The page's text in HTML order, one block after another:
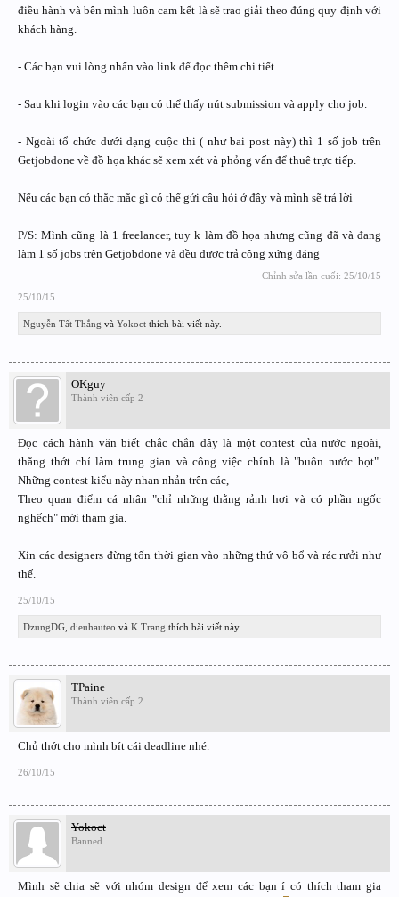
điều hành và bên mình luôn cam kết là sẽ trao giải theo đúng quy định với
khách hàng.
- Các bạn vui lòng nhấn vào link để đọc thêm chi tiết.
- Sau khi login vào các bạn có thể thấy nút submission và apply cho job.
- Ngoài tổ chức dưới dạng cuộc thi ( như bai post này) thì 1 số job trên
Getjobdone về đồ họa khác sẽ xem xét và phỏng vấn để thuê trực tiếp.
Nếu các bạn có thắc mắc gì có thể gửi câu hỏi ở đây và mình sẽ trả lời
P/S: Mình cũng là 1 freelancer, tuy k làm đồ họa nhưng cũng đã và đang
làm 1 số jobs trên Getjobdone và đều được trả công xứng đáng
Chỉnh sửa lần cuối: 25/10/15
25/10/15
Nguyễn Tất Thắng và Yokoct thích bài viết này.
OKguy
Thành viên cấp 2
Đọc cách hành văn biết chắc chắn đây là một contest của nước ngoài,
thằng thớt chỉ làm trung gian và công việc chính là "buôn nước bọt".
Những contest kiểu này nhan nhản trên các,
Theo quan điểm cá nhân "chỉ những thằng rảnh hơi và có phần ngốc
nghếch" mới tham gia.
Xin các designers đừng tốn thời gian vào những thứ vô bổ và rác rưởi như
thế.
25/10/15
DzungDG dieuhauteo và K.Trang thích bài viết này.
TPaine
Thành viên cấp 2
Chủ thớt cho mình bít cái deadline nhé.
26/10/15
Yokoct
Banned
Mình sẽ chia sẽ với nhóm design để xem các bạn í có thích tham gia